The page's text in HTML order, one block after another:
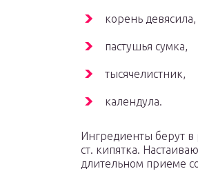
корень девясила,
пастушья сумка,
тысячелистник,
календула.
Ингредиенты берут в
ст. кипятка.
длительном приеме